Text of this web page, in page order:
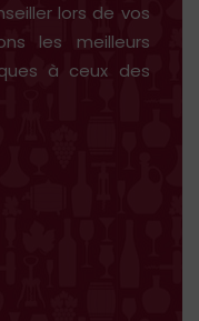
lors de vos
les meilleurs
à ceux des